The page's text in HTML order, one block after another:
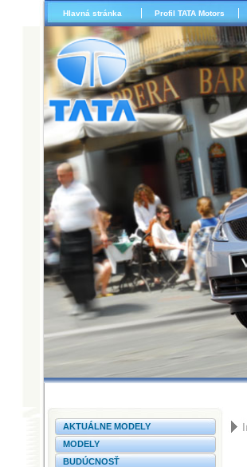
Hlavná stránka Profil TATA Motors
AKTUÁLNE MODELY
MODELY
BUDÚCNOSŤ